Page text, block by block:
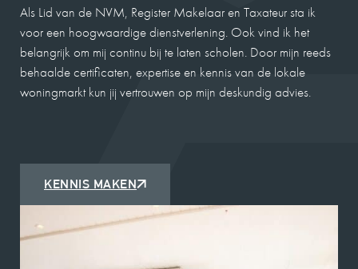
Als Lid van de NVM, Register Makelaar en Taxateur sta ik
voor een hoogwaardige dienstverlening. Ook vind ik het
belangrijk om mij continu bij te laten scholen. Door mijn reeds
behaalde certificaten, expertise en kennis van de lokale
woningmarkt kun jij vertrouwen op mijn deskundig advies.
KENNIS MAKEN